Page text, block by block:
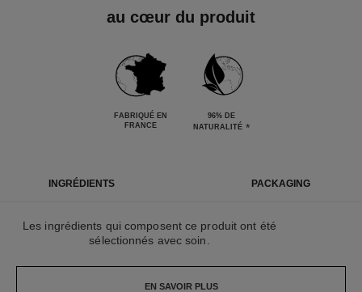
au cœur du produit
FABRIQUÉ EN
FRANCE
96% DE
NATURALITÉ *
INGRÉDIENTS PACKAGING
Les ingrédients qui composent ce produit ont été
sélectionnés avec soin.
EN SAVOIR PLUS